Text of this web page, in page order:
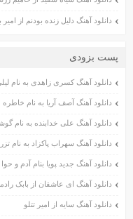
اردیبهشت ۱۴۰۱
فروردین ۱۴۰۱
اسفند ۱۴۰۰
آبان ۱۴۰۰
مهر ۱۴۰۰
دانلود آهنگ دلیل زنده بودنم از
پست بزودی
دانلود آهنگ کسری زاهدی به نام
دانلود آهنگ آصف آریا به نام خاطره
دانلود آهنگ علی خدابنده به نام
دانلود آهنگ سهراب پاکزاد به نام
دانلود آهنگ جدید پویا بنام آدم و حوا
دانلود آهنگ ای عاشقان از بابک
دانلود آهنگ سایه از امیر تتلو